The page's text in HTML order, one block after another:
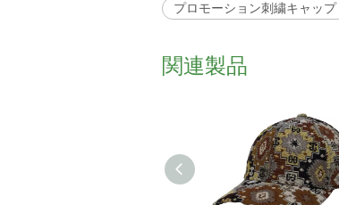
プロモーション刺繍キャップ
関連製品